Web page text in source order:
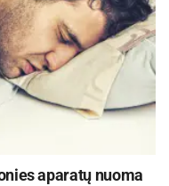
aparatų nuoma